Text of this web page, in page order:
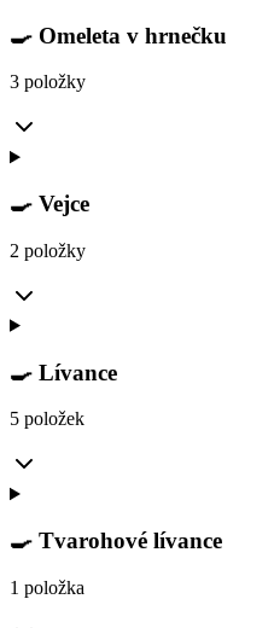
🍳 Omeleta v hrnečku
3 položky
🍳 Vejce
2 položky
🍳 Lívance
5 položek
🍳 Tvarohové lívance
1 položka